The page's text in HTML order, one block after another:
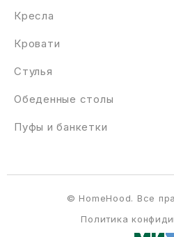
Кресла
Кровати
Стулья
Обеденные столы
Пуфы и банкетки
Политика
© HomeHood. Все